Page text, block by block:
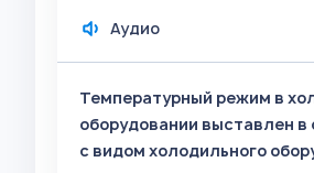
Аудио
Температурный режим в
оборудовании выставлен в
с видом холодильного